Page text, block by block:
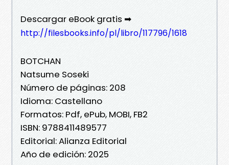
Descargar eBook gratis ➡
http://filesbooks.info/pl/libro/117796/1618
BOTCHAN
Natsume Soseki
Número de páginas: 208
Idioma: Castellano
Formatos: Pdf, ePub, MOBI, FB2
ISBN: 9788411489577
Editorial: Alianza Editorial
Año de edición: 2025